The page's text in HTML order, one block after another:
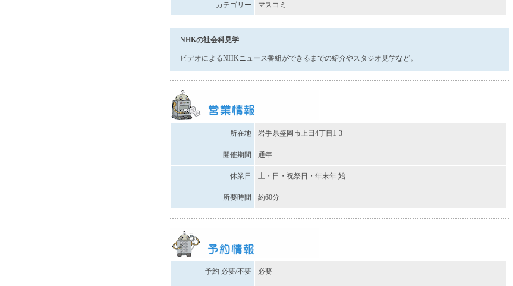
カテゴリー マスコミ
NHKの社会科見学
ビデオによるNHKニュース番組ができるまでの紹介やスタジオ見学など。
所在地 岩手県盛岡市上田4丁目1-3
開催期間 通年
休業日 土・日・祝祭日・年末年 始
所要時間 約60分
予約 必要/不要 必要